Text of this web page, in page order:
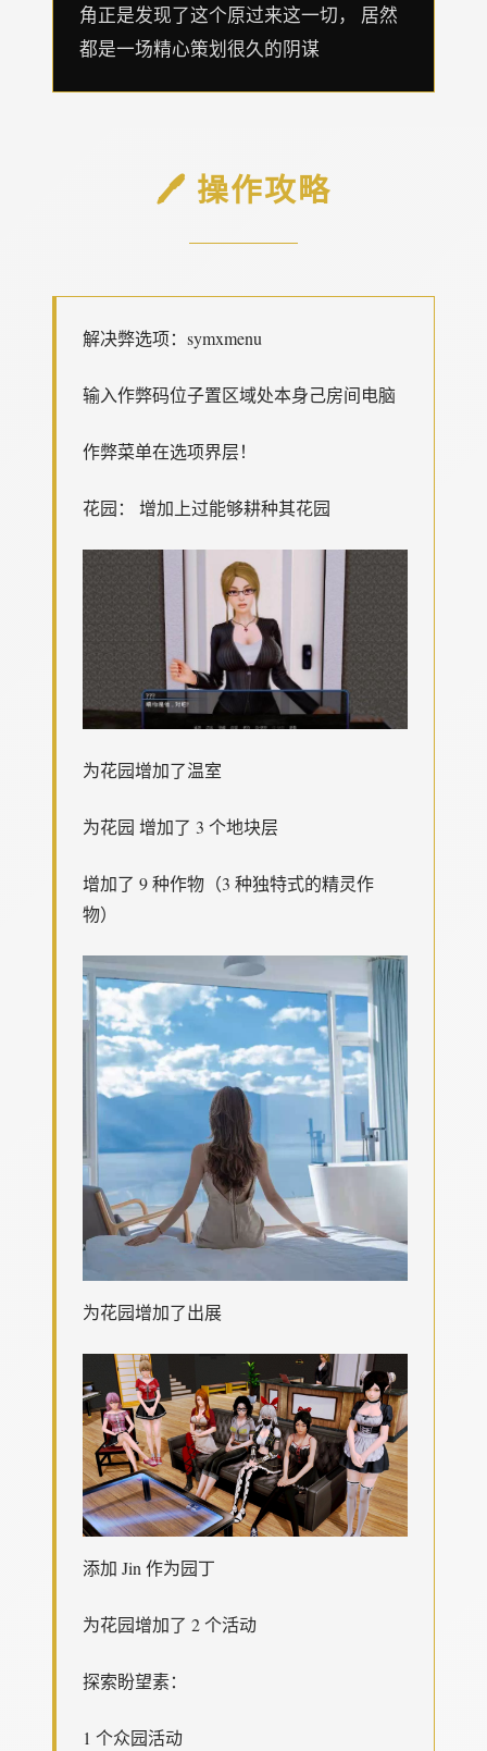
角正是发现了这个原过来这一切， 居然
都是一场精心策划很久的阴谋
🖊️ 操作攻略
解决弊选项：symxmenu
输入作弊码位子置区域处本身己房间电脑
作弊菜单在选项界层！
花园： 增加上过能够耕种其花园
为花园增加了温室
为花园 增加了 3 个地块层
增加了 9 种作物（3 种独特式的精灵作
物）
为花园增加了出展
添加 Jin 作为园丁
为花园增加了 2 个活动
探索盼望素：
1 个众园活动